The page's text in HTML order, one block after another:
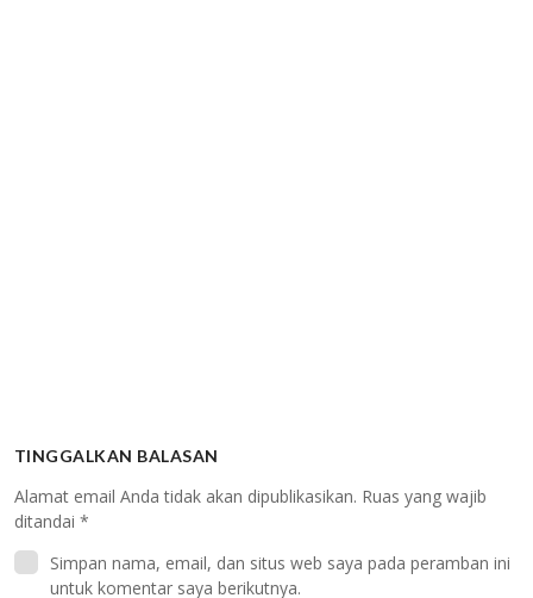
TINGGALKAN BALASAN
Alamat email Anda tidak akan dipublikasikan. Ruas yang wajib
ditandai *
Simpan nama, email, dan situs web saya pada peramban ini
untuk komentar saya berikutnya.